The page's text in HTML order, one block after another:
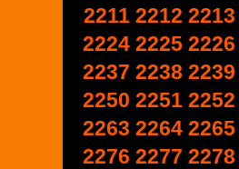
2211 2212 2213
2224 2225 2226
2237 2238 2239
2250 2251 2252
2263 2264 2265
2276 2277 2278